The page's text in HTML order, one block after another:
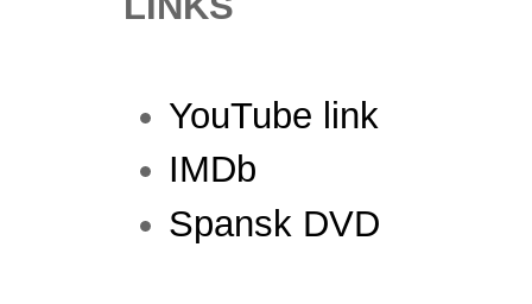
YouTube link
IMDb
Spansk DVD